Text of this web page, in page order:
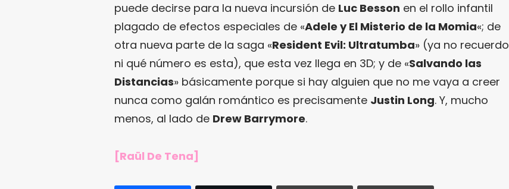
puede decirse para la nueva incursión de Luc Besson en el rollo infantil
plagado de efectos especiales de «Adele y El Misterio de la Momia«; de
otra nueva parte de la saga «Resident Evil: Ultratumba» (ya no recuerdo
ni qué número es esta), que esta vez llega en 3D; y de «Salvando las
Distancias» básicamente porque si hay alguien que no me vaya a creer
nunca como galán romántico es precisamente Justin Long. Y, mucho
menos, al lado de Drew Barrymore.
[Raül De Tena]